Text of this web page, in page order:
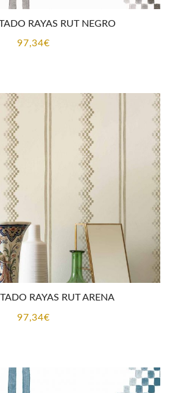
RAYAS RUT NEGRO
97,34€
RAYAS RUT ARENA
97,34€